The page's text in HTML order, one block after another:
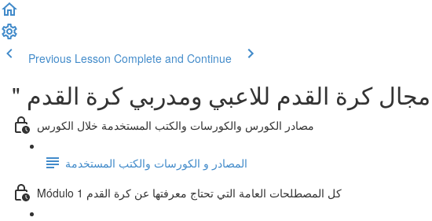
Previous Lesson Complete and Continue
كرة القدم للاعبي ومدربي كرة القدم
مصادر الكورس والكورسات والكتب المستخدمة خلال الكورس
المصادر و الكورسات والكتب المستخدمة
Módulo 1 كل المصطلحات العامة التي تحتاج معرفتها عن كرة القدم